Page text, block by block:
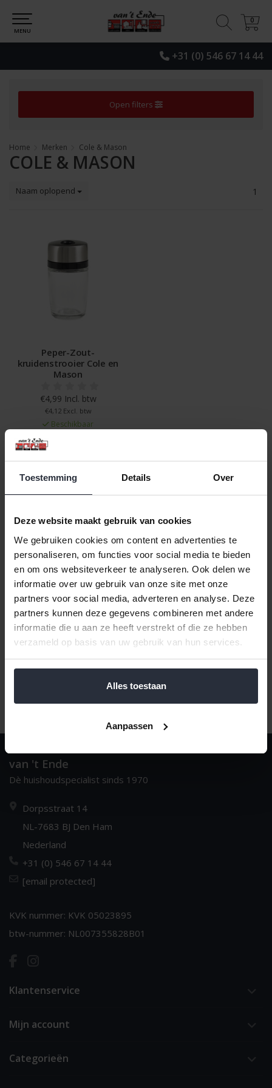
Toestemming Details Over
Deze website maakt gebruik van cookies
We gebruiken cookies om content en advertenties te
personaliseren, om functies voor social media te bieden
en om ons websiteverkeer te analyseren. Ook delen we
informatie over uw gebruik van onze site met onze
partners voor social media, adverteren en analyse. Deze
partners kunnen deze gegevens combineren met andere
informatie die u aan ze heeft verstrekt of die ze hebben
verzameld op basis van uw gebruik van hun services.
Alles toestaan
Aanpassen
+31 (0) 546 67 14 44
0
0
MENU
Open filters
Home Merken Cole & Mason
COLE & MASON
Naam oplopend 1
Peper-Zout-
kruidenstrooier Cole en
Mason
€4,99 Incl. btw
€4,12 Excl. btw
Beschikbaar
In winkelwagen
Gratis verzending vanaf €60,=
Eenvoudig retour, 30 dagen bedenktijd
Naam oplopend
van 't Ende
Dè huishoudspecialist sinds 1970
Dorpsstraat 14
NL-7683 BJ Den Ham
Nederland
+31 (0) 546 67 14 44
[email protected]
KVK nummer: KVK 05023895
btw-nummer: NL007355828B01
Klantenservice
Mijn account
Categorieën